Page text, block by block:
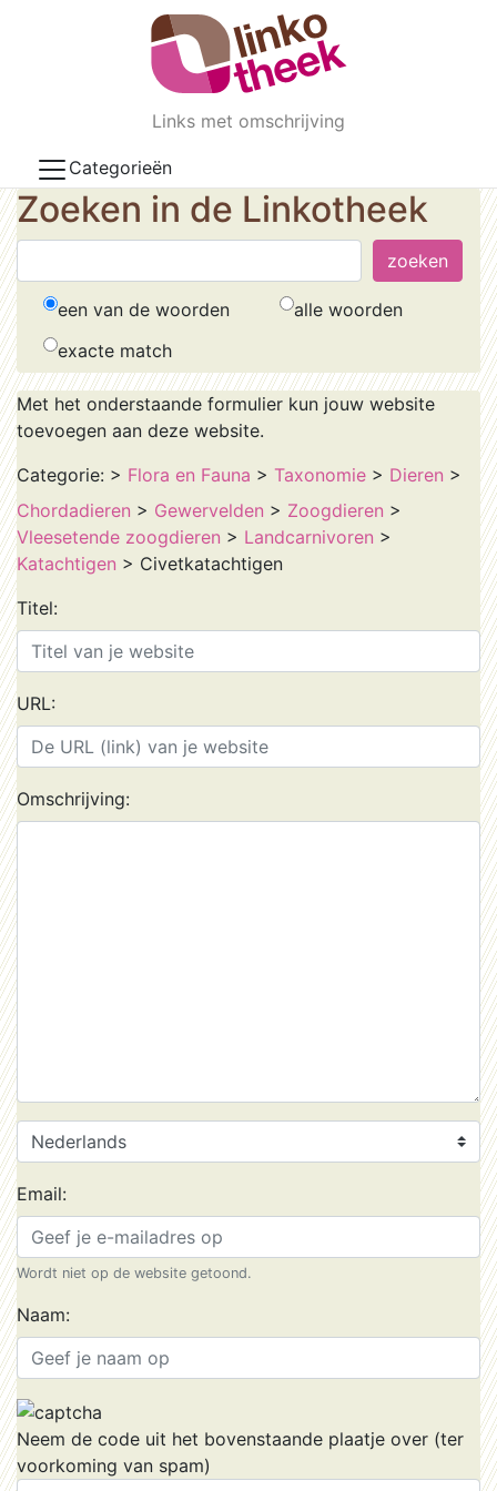
Skip to main content
Links met omschrijving
Categorieën
Zoeken in de Linkotheek
een van de woorden
alle woorden
exacte match
Met het onderstaande formulier kun jouw website
toevoegen aan deze website.
Categorie: > Flora en Fauna > Taxonomie > Dieren >
Chordadieren > Gewervelden > Zoogdieren >
Vleesetende zoogdieren > Landcarnivoren >
Katachtigen > Civetkatachtigen
Titel:
URL:
Omschrijving:
Email:
Wordt niet op de website getoond.
Naam:
Neem de code uit het bovenstaande plaatje over (ter
voorkoming van spam)